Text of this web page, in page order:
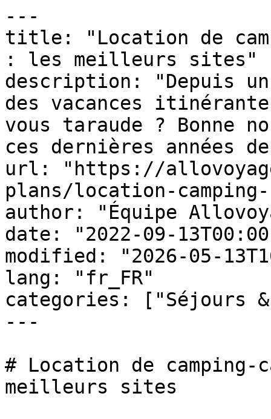
---
title: "Location de
: les meilleurs sites"
description: "Depuis un
des vacances
vous taraude ? Bonne
ces dernières années
url: "https://
plans/location-
author: "Équipe
date: "2022-09-
modified: "2026-05-
lang: "fr_FR"
categories: ["Séjours
---
# Location de
meilleurs sites